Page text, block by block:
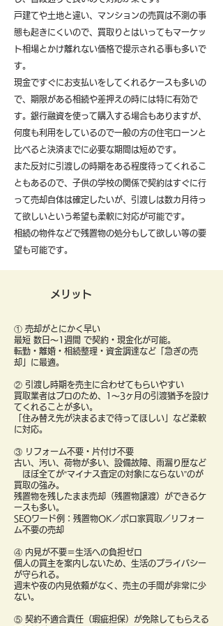
戸建てや土地と違い、マンションの売買は不測の事
態も起きにくいので、買取りとはいってもマーケッ
ト相場とかけ離れない価格で提示される事も多いで
す。
現金ですぐにお支払いをしてくれるケースも多いの
で、期限がある相続や差押えの時には特に有効で
す。銀行融資を使って購入する場合もありますが、
何度も利用をしているので一般の方の住宅ローンと
比べると決済までに必要な期間は短めです。
また反対に引渡しの時期をある程度待ってくれるこ
ともあるので、子供の学校の関係で契約はすぐに行
って売却自体は確定したいが、引渡しは数カ月待っ
て欲しいという希望も柔軟に対応が可能です。
​相続の物件などで残置物の処分もして欲しい等の要
望も可能です。
メリット
① 売却がとにかく早い
最短 数日〜1週間 で契約・現金化が可能。
転勤・離婚・相続整理・資金調達など「急ぎの売
却」に最適。
② 引渡し時期を売主に合わせてもらいやすい
買取業者はプロのため、1〜3ヶ月の引渡猶予を設け
てくれることが多い。
「住み替え先が決まるまで待ってほしい」など柔軟
に対応。
③ リフォーム不要・片付け不要
古い、汚い、荷物が多い、設備故障、雨漏り歴など
ほぼ全てが“マイナス査定の対象にならない”のが
買取の強み。
残置物を残したまま売却（残置物譲渡）ができるケ
ースも多い。
SEOワード例：残置物OK／ボロ家買取／リフォー
ム不要の売却
④ 内見が不要＝生活への負担ゼロ
個人の買主を案内しないため、生活のプライバシー
が守られる。
週末や夜の内見依頼がなく、売主の手間が非常に少
ない。
⑤ 契約不適合責任（瑕疵担保）が免除してもらえる